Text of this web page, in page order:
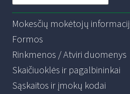
Mokesčių mokėtojų
Formos
Rinkmenos / Atviri duomenys
Skaičiuoklės ir pagalbininkai
Sąskaitos ir įmokų kodai